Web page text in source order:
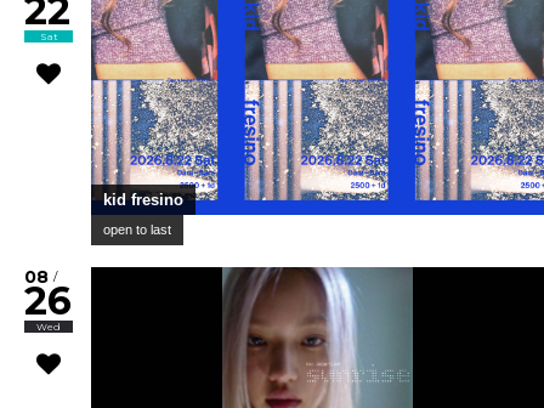
22
Sat
kid fresino
open to last
08 /
26
Wed